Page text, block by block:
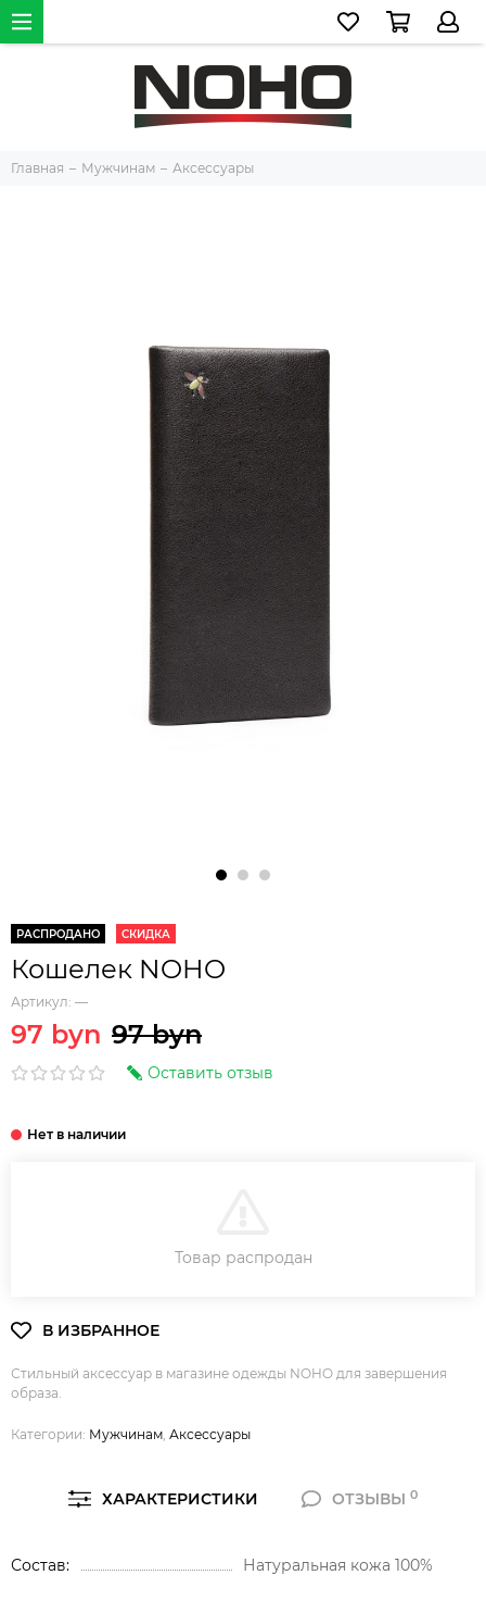
Главная Мужчинам Аксессуары
РАСПРОДАНО СКИДКА
Кошелек NOHO
Артикул: —
97 byn 97 byn
Оставить отзыв
Товар распродан
Стильный аксессуар в магазине одежды NOHO для завершения
образа.
Категории: Мужчинам, Аксессуары
ХАРАКТЕРИСТИКИ ОТЗЫВЫ0
Состав Натуральная кожа 100%